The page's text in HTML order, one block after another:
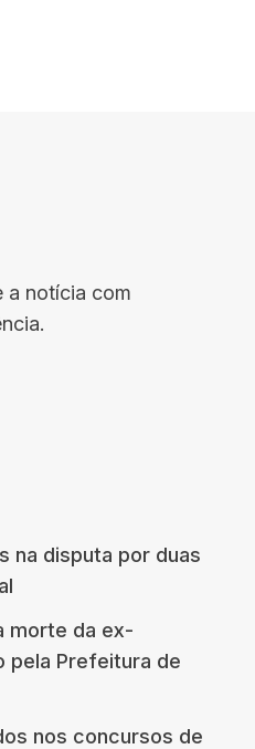
a notícia com
na disputa por duas
morte da ex-
pela Prefeitura de
nos concursos de